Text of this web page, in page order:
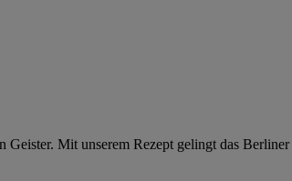
Mit unserem Rezept gelingt das